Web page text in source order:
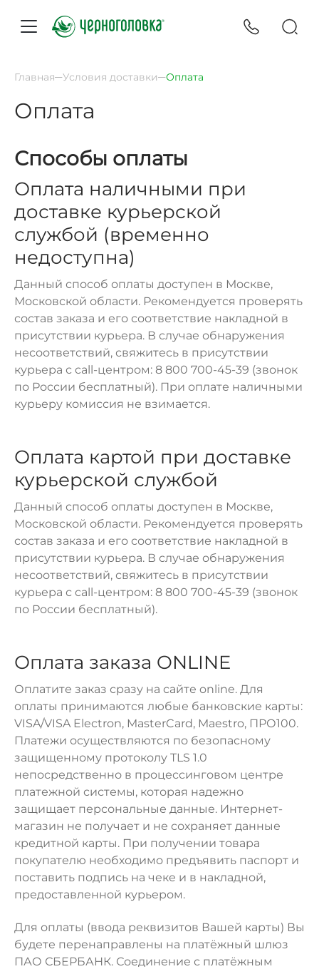
Главная Условия доставки Оплата
Оплата
Способы оплаты
Оплата наличными при
доставке курьерской
службой (временно
недоступна)
Данный способ оплаты доступен в Москве,
Московской области. Рекомендуется проверять
состав заказа и его соответствие накладной в
присутствии курьера. В случае обнаружения
несоответствий, свяжитесь в присутствии
курьера с call-центром: 8 800 700-45-39 (звонок
по России бесплатный). При оплате наличными
курьеру комиссия не взимается.
Оплата картой при доставке
курьерской службой
Данный способ оплаты доступен в Москве,
Московской области. Рекомендуется проверять
состав заказа и его соответствие накладной в
присутствии курьера. В случае обнаружения
несоответствий, свяжитесь в присутствии
курьера с call-центром: 8 800 700-45-39 (звонок
по России бесплатный).
Оплата заказа ONLINE
Оплатите заказ сразу на сайте online. Для
оплаты принимаются любые банковские карты:
VISA/VISA Electron, MasterCard, Maestro, ПРО100.
Платежи осуществляются по безопасному
защищенному протоколу TLS 1.0
непосредственно в процессинговом центре
платежной системы, которая надежно
защищает персональные данные. Интернет-
магазин не получает и не сохраняет данные
кредитной карты. При получении товара
покупателю необходимо предъявить паспорт и
поставить подпись на чеке и в накладной,
предоставленной курьером.
Для оплаты (ввода реквизитов Вашей карты) Вы
будете перенаправлены на платёжный шлюз
ПАО СБЕРБАНК. Соединение с платёжным